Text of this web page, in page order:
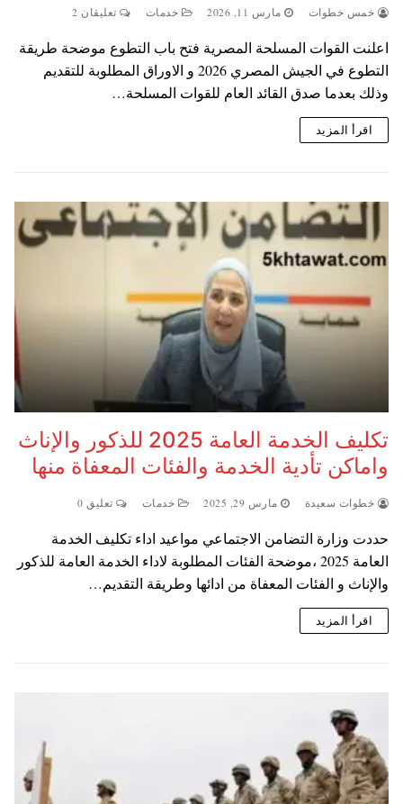
خمس خطوات مارس 11, 2026 خدمات تعليقان 2
اعلنت القوات المسلحة المصرية فتح باب التطوع موضحة طريقة
التطوع في الجيش المصري 2026 و الاوراق المطلوبة للتقديم
وذلك بعدما صدق القائد العام للقوات المسلحة…
اقرأ المزيد
تكليف الخدمة العامة 2025 للذكور والإناث
واماكن تأدية الخدمة والفئات المعفاة منها
خطوات سعيدة مارس 29, 2025 خدمات تعليق 0
حددت وزارة التضامن الاجتماعي مواعيد اداء تكليف الخدمة
العامة 2025 ،موضحة الفئات المطلوبة لاداء الخدمة العامة للذكور
والإناث و الفئات المعفاة من ادائها وطريقة التقديم…
اقرأ المزيد